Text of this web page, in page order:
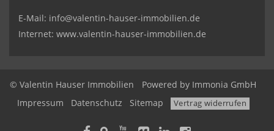
E-Mail: info@valentin-hauser-immobilien.de
Internet: www.valentin-hauser-immobilien.de
© Valentin Hauser Immobilien
Powered by Immonia GmbH
Impressum
Datenschutz Sitemap Vertrag widerrufen